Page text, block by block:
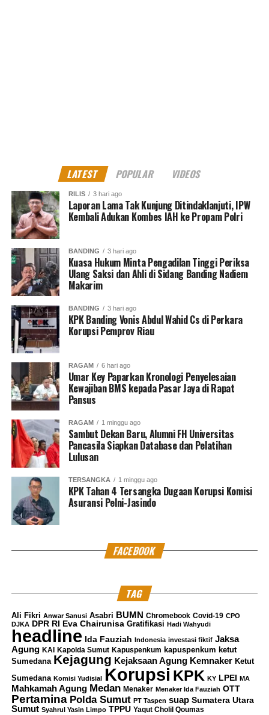
LATEST POPULAR VIDEOS
RILIS 3 hari ago
Laporan Lama Tak Kunjung Ditindaklanjuti, IPW
Kembali Adukan Kombes IAH ke Propam Polri
BANDING 3 hari ago
Kuasa Hukum Minta Pengadilan Tinggi Periksa
Ulang Saksi dan Ahli di Sidang Banding Nadiem
Makarim
BANDING 3 hari ago
KPK Banding Vonis Abdul Wahid Cs di Perkara
Korupsi Pemprov Riau
RAGAM 6 hari ago
Umar Key Paparkan Kronologi Penyelesaian
Kewajiban BMS kepada Pasar Jaya di Rapat
Pansus
RAGAM 1 minggu ago
Sambut Dekan Baru, Alumni FH Universitas
Pancasila Siapkan Database dan Pelatihan
Lulusan
TERSANGKA 1 minggu ago
KPK Tahan 4 Tersangka Dugaan Korupsi Komisi
Asuransi Pelni-Jasindo
FACEBOOK
TAG
Ali Fikri Anwar Sanusi Asabri BUMN Chromebook Covid-19 CPO
DJKA
DPR RI Eva Chairunisa Gratifikasi Hadi Wahyudi
headline Ida Fauziah Indonesia investasi fiktif Jaksa
Agung KAI Kapolda Sumut Kapuspenkum kapuspenkum ketut
Sumedana Kejagung Kejaksaan Agung Kemnaker Ketut
Sumedana Komisi Yudisial Korupsi KPK KY LPEI MA
Mahkamah Agung Medan Menaker Menaker Ida Fauziah OTT
Pertamina Polda Sumut PT Taspen suap Sumatera Utara
Sumut Syahrul Yasin Limpo TPPU Yaqut Cholil Qoumas